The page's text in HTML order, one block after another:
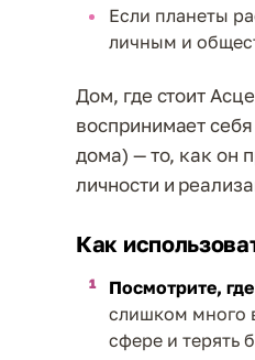
Если планеты
личным и
Дом, где стоит
воспринимает
дома) — то, как он
личности и
Как
Посмотрите,
слишком много
сфере и терять